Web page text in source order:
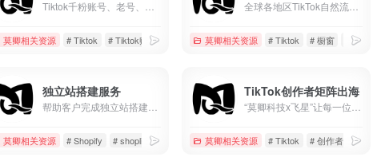
莫卿相关资源 # Tiktok # Tiktok账号 # 千粉账号莫卿相关资源 # Tiktok # 橱窗 # 橱窗
独立站搭建服务
莫卿相关资源 # Shopify # shopline # 店铺设计
TikTok创作者矩阵出海
莫卿相关资源 # Tiktok # 创作者出海